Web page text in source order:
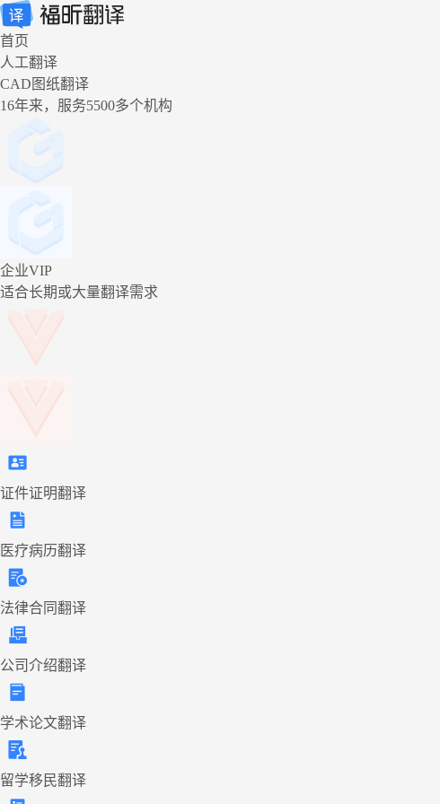
首页
人工翻译
CAD图纸翻译
16年来，服务5500多个机构
企业VIP
适合长期或大量翻译需求
证件证明翻译
医疗病历翻译
法律合同翻译
公司介绍翻译
学术论文翻译
留学移民翻译